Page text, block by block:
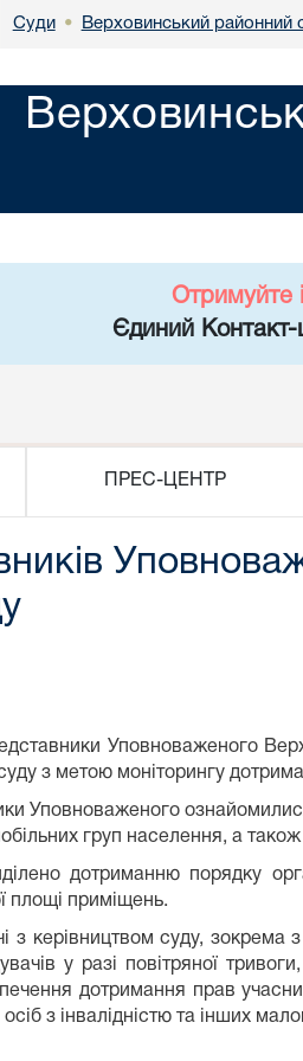
Суди • Верховинський районний
Отримуйте
Єдиний Контакт-
ПРЕС-ЦЕНТР
Уповноваженого
з метою моніторингу
Уповноваженого
груп населення, а
дотриманню порядку
площі приміщень.
з керівництвом суду, зокрема з
у разі повітряної
дотримання прав
з інвалідністю та інших